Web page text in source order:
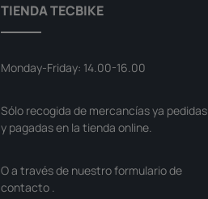
TIENDA TECBIKE
Monday-Friday: 14.00-16.00
Sólo recogida de mercancías ya pedidas
y pagadas en la tienda online.
O a través de nuestro formulario de
contacto .